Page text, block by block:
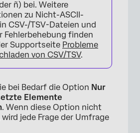
ñ) bei. Weitere
zu Nicht-ASCII-
CSV-/TSV-Dateien und
Fehlerbehebung finden
Supportseite Probleme
von CSV/TSV.
bei Bedarf die Option Nur
Elemente
. Wenn diese Option nicht
jede Frage der Umfrage